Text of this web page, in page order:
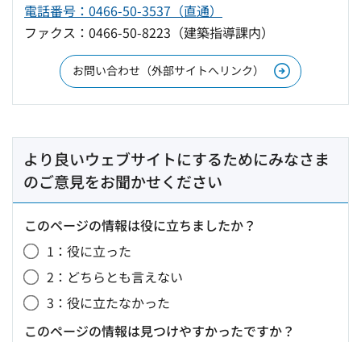
電話番号：0466-50-3537（直通）
ファクス：0466-50-8223（建築指導課内）
お問い合わせ（外部サイトへリンク）
より良いウェブサイトにするためにみなさま
のご意見をお聞かせください
このページの情報は役に立ちましたか？
1：役に立った
2：どちらとも言えない
3：役に立たなかった
このページの情報は見つけやすかったですか？